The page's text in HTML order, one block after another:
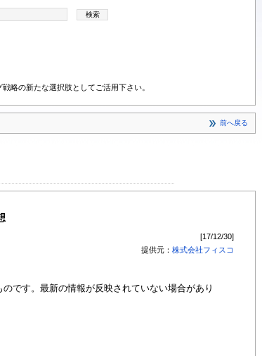
略の新たな選択肢としてご活用下さい。
前へ戻る
[17/12/30]
提供元： 株式会社フィスコ
です。最新の情報が反映されていない場合があり